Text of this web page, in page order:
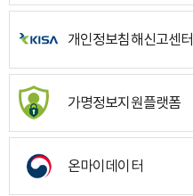
개인정보침해신고센터
가명정보지원플랫폼
온마이데이터